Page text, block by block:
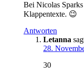
Bei Nicolas
Klappentexte. 😉
Antworten
Letanna
28.
30